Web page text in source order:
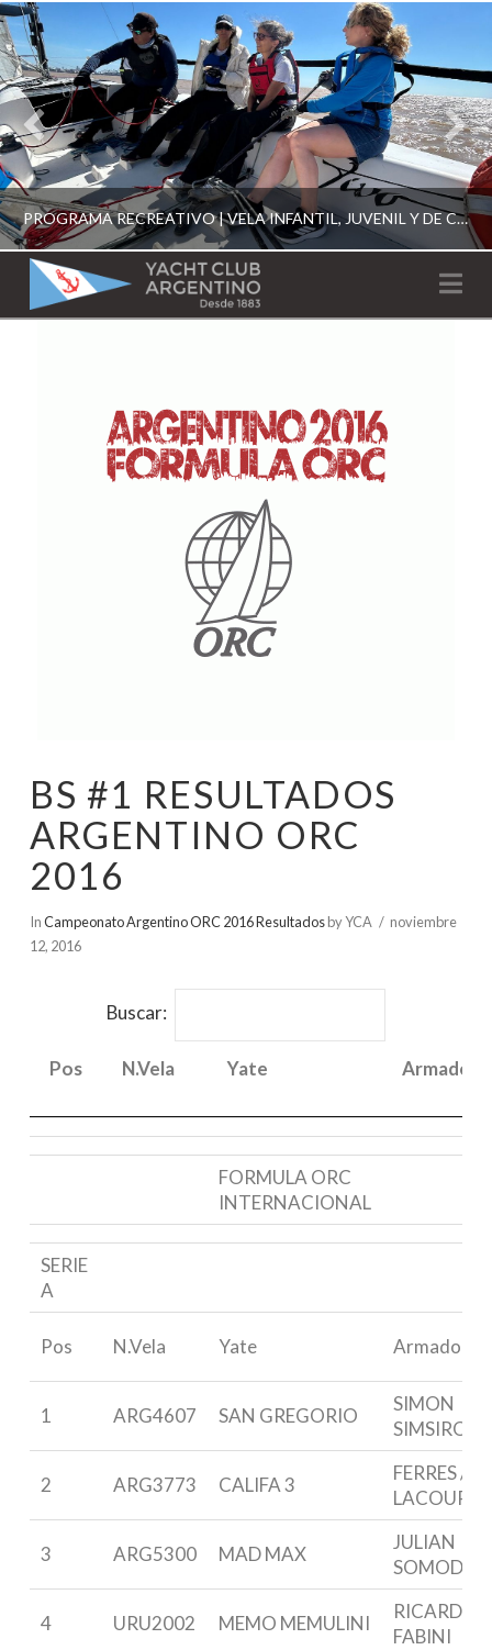
PROGRAMA RECREATIVO | VELA INFANTIL, JUVENIL Y DE CRUCERO 2026
YACHT
ARGENTINO
BS #1 RESULTADOS
ARGENTINO ORC
2016
InCampeonato Argentino ORC 2016 Resultadosby YCA
noviembre
12, 2016
Buscar:
Pos N.Vela Yate Armador
FORMULA ORC
INTERNACIONAL
SERIE
A
Pos N.Vela Yate Armador
1 ARG4607 SAN GREGORIO
SIMON
2 ARG3773 CALIFA 3
FERRES /
LACOUR
3 ARG5300 MAD MAX
JULIAN
SOMODI
4 URU2002 MEMO MEMULINI
RICARDO
FABINI